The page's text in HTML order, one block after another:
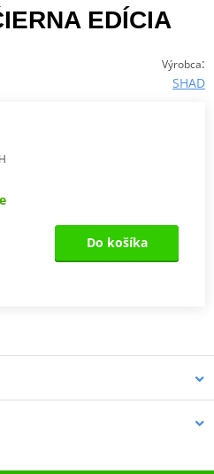
EDÍCIA
Výrobca:
SHAD
Do košíka